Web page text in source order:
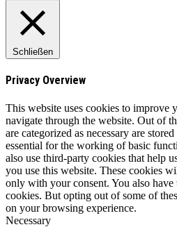
Schließen
Privacy Overview
This website uses cookies to improve
navigate through the website. Out of
are categorized as necessary are
essential for the working of basic
also use third-party cookies that help
you use this website. These cookies
only with your consent. You also
cookies. But opting out of some of
on your browsing experience.
Necessary